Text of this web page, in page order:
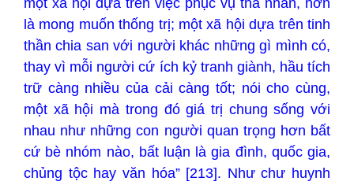
là mong muốn thống trị; một xã hội dựa trên tinh
thần chia san với người khác những gì mình có,
thay vì mỗi người cứ ích kỷ tranh giành, hầu tích
trữ càng nhiều của cải càng tốt; nói cho cùng,
một xã hội mà trong đó giá trị chung sống với
nhau như những con người quan trọng hơn bất
cứ bè nhóm nào, bất luận là gia đình, quốc gia,
chủng tộc hay văn hóa” [213]. Như chư huynh